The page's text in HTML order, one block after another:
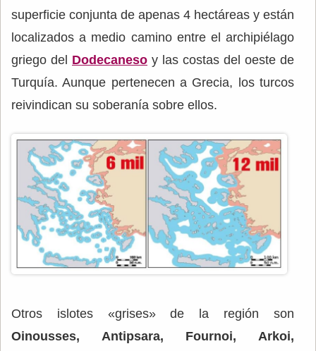
superficie conjunta de apenas 4 hectáreas y están
localizados a medio camino entre el archipiélago
griego del Dodecaneso y las costas del oeste de
Turquía. Aunque pertenecen a Grecia, los turcos
reivindican su soberanía sobre ellos.
Otros islotes «grises» de la región son
Oinousses, Antipsara, Fournoi, Arkoi,